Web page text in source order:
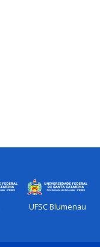
UFSC Blumenau